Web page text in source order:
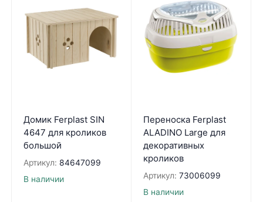
Домик Ferplast SIN
4647 для кроликов
большой
Артикул: 84647099
В наличии
Переноска Ferplast
ALADINO Large для
декоративных
кроликов
Артикул: 73006099
В наличии